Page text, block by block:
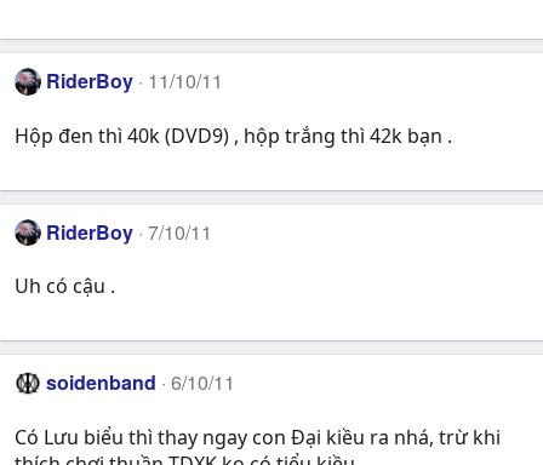
RiderBoy 11/10/11
Hộp đen thì 40k (DVD9) , hộp trắng thì 42k bạn .
RiderBoy 7/10/11
Uh có cậu .
soidenband 6/10/11
Có Lưu biểu thì thay ngay con Đại kiều ra nhá, trừ khi